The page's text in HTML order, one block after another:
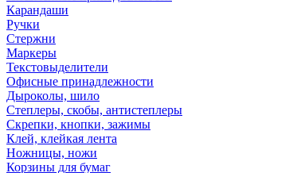
Карандаши
Ручки
Стержни
Маркеры
Текстовыделители
Офисные принадлежности
Дыроколы, шило
Степлеры, скобы, антистеплеры
Скрепки, кнопки, зажимы
Клей, клейкая лента
Ножницы, ножи
Корзины для бумаг